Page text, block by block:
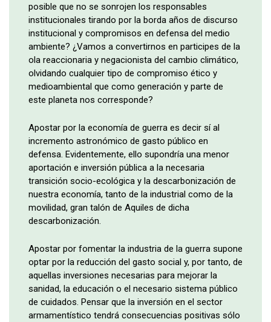
posible que no se sonrojen los responsables
institucionales tirando por la borda años de discurso
institucional y compromisos en defensa del medio
ambiente? ¿Vamos a convertirnos en participes de la
ola reaccionaria y negacionista del cambio climático,
olvidando cualquier tipo de compromiso ético y
medioambiental que como generación y parte de
este planeta nos corresponde?
Apostar por la economía de guerra es decir sí al
incremento astronómico de gasto público en
defensa. Evidentemente, ello supondría una menor
aportación e inversión pública a la necesaria
transición socio-ecológica y la descarbonización de
nuestra economía, tanto de la industrial como de la
movilidad, gran talón de Aquiles de dicha
descarbonización.
Apostar por fomentar la industria de la guerra supone
optar por la reducción del gasto social y, por tanto, de
aquellas inversiones necesarias para mejorar la
sanidad, la educación o el necesario sistema público
de cuidados. Pensar que la inversión en el sector
armamentístico tendrá consecuencias positivas sólo